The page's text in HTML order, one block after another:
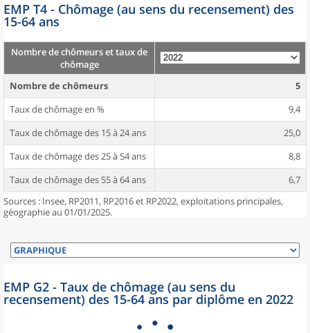
EMP T4 - Chômage (au sens du recensement) des
15-64 ans
Nombre de chômeurs et taux de
chômage
Nombre de chômeurs
5
Taux de chômage en %
9,4
Taux de chômage des 15 à 24 ans
25,0
Taux de chômage des 25 à 54 ans
8,8
Taux de chômage des 55 à 64 ans
6,7
Sources : Insee, RP2011, RP2016 et RP2022, exploitations principales,
géographie au 01/01/2025.
EMP G2 - Taux de chômage (au sens du
recensement) des 15-64 ans par diplôme en 2022